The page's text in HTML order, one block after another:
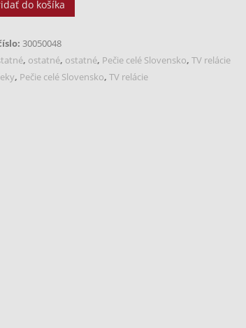
do košíka
30050048
, ostatné, ostatné, Pečie celé Slovensko, TV relácie
, Pečie celé Slovensko, TV relácie